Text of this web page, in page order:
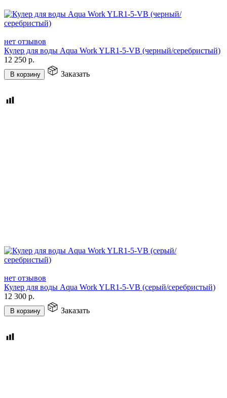
нет отзывов
Кулер для воды Aqua Work YLR1-5-VB (черный/серебристый)
12 250 р.
В корзину Заказать
нет отзывов
Кулер для воды Aqua Work YLR1-5-VB (серый/серебристый)
12 300 р.
В корзину Заказать